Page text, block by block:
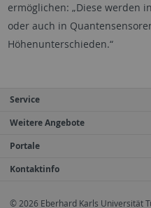
ermöglichen: „Diese werden
oder auch in
Höhenunterschieden.“
Service
Weitere Angebote
Portale
Kontaktinfo
© 2026 Eberhard Karls Universität